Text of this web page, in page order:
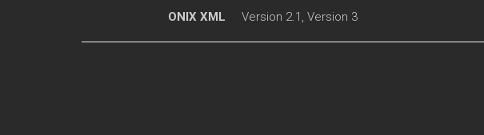
ONIX XML
Version 2.1 , Version 3